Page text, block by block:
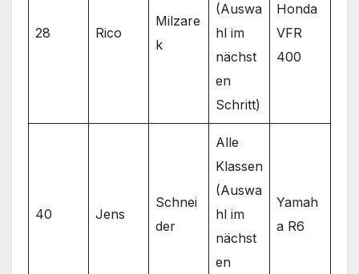
28 Rico
Milzare
k
(Auswa
hl im
nächst
en
Schritt)
Honda
VFR
400
40 Jens
Schnei
der
Alle
Klassen
(Auswa
hl im
nächst
en
Yamah
a R6